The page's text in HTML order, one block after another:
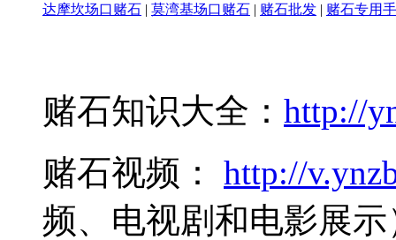
达摩坎场口赌石 | 莫湾基场口赌石 | 赌石批发 | 赌石专用
赌石知识大全： http://
赌石视频： http://
频、电视剧和电影展示